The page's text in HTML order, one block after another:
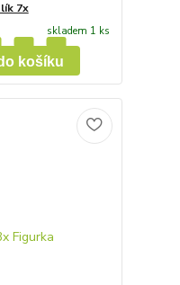
7x
skladem 1 ks
košíku